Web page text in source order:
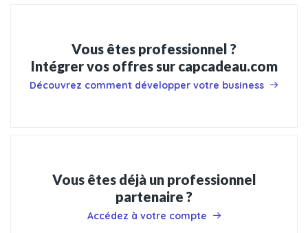
Vous êtes professionnel ?
Intégrer vos offres sur capcadeau.com
Découvrez comment développer votre business
Vous êtes déjà un professionnel
partenaire ?
Accédez à votre compte